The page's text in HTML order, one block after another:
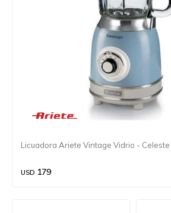
Licuadora Ariete Vintage Vidrio - Celeste
USD 179